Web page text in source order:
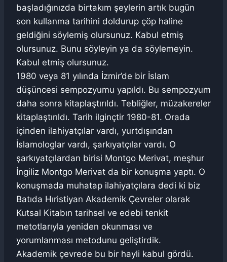
başladığınızda birtakım şeylerin artık bugün
son kullanma tarihini doldurup çöp haline
geldiğini söylemiş olursunuz. Kabul etmiş
olursunuz. Bunu söyleyin ya da söylemeyin.
Kabul etmiş olursunuz.
1980 veya 81 yılında İzmir’de bir İslam
düşüncesi sempozyumu yapıldı. Bu sempozyum
daha sonra kitaplaştırıldı. Tebliğler, müzakereler
kitaplaştırıldı. Tarih ilginçtir 1980-81. Orada
içinden ilahiyatçılar vardı, yurtdışından
İslamologlar vardı, şarkıyatçılar vardı. O
şarkıyatçılardan birisi Montgo Merivat, meşhur
İngiliz Montgo Merivat da bir konuşma yaptı. O
konuşmada muhatap ilahiyatçılara dedi ki biz
Batıda Hıristiyan Akademik Çevreler olarak
Kutsal Kitabın tarihsel ve edebi tenkit
metotlarıyla yeniden okunması ve
yorumlanması metodunu geliştirdik.
Akademik çevrede bu bir hayli kabul gördü.